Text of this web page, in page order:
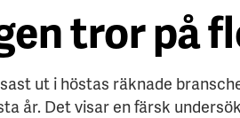
tror på
ut i höstas räknade
år. Det visar en färsk